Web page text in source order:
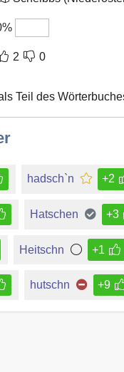
2 0
Teil des
hadsch`n +2
Hatschen +3
Heitschn +1
hutschn +9